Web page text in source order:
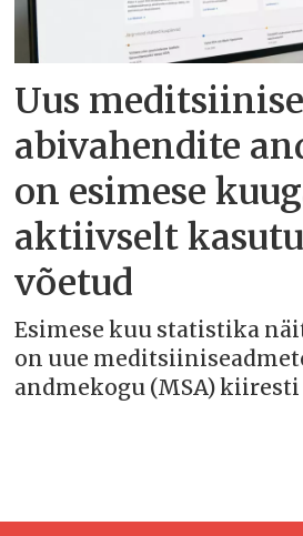
Uus
abivahendite
on esimese
aktiivselt
võetud
Esimese kuu statistika
on uue
andmekogu (MSA)